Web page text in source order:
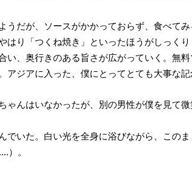
うだが、ソースがかかっておらず、食べて
はり「つくね焼き」といったほうがしっく
い、奥行きのある旨さが広がっていく。無
ジアに入った、僕にとってとても大事な
んはいなかったが、別の男性が僕を見て
でいた。白い光を全身に浴びながら、この
）。